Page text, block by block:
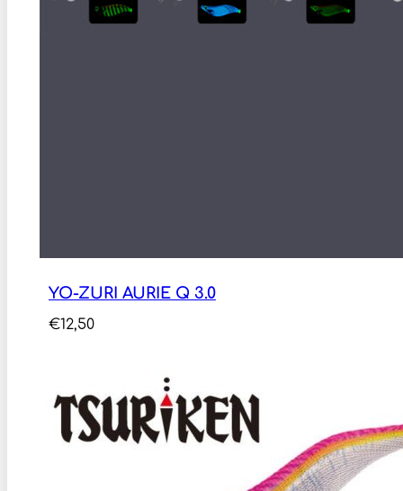
YO-ZURI AURIE Q 3.0
€12,50